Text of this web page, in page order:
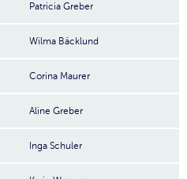
Patricia Greber
Wilma Bäcklund
Corina Maurer
Aline Greber
Inga Schuler